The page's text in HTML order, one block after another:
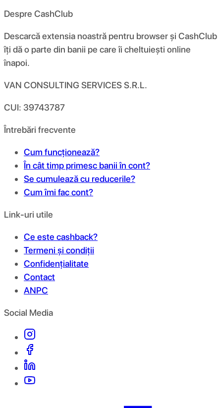
Despre CashClub
Descarcă extensia noastră pentru browser și CashClub
îți dă o parte din banii pe care îi cheltuiești online
înapoi.
VAN CONSULTING SERVICES S.R.L.
CUI: 39743787
Întrebări frecvente
Cum funcționează?
În cât timp primesc banii în cont?
Se cumulează cu reducerile?
Cum îmi fac cont?
Link-uri utile
Ce este cashback?
Termeni și condiții
Confidențialitate
Contact
ANPC
Social Media